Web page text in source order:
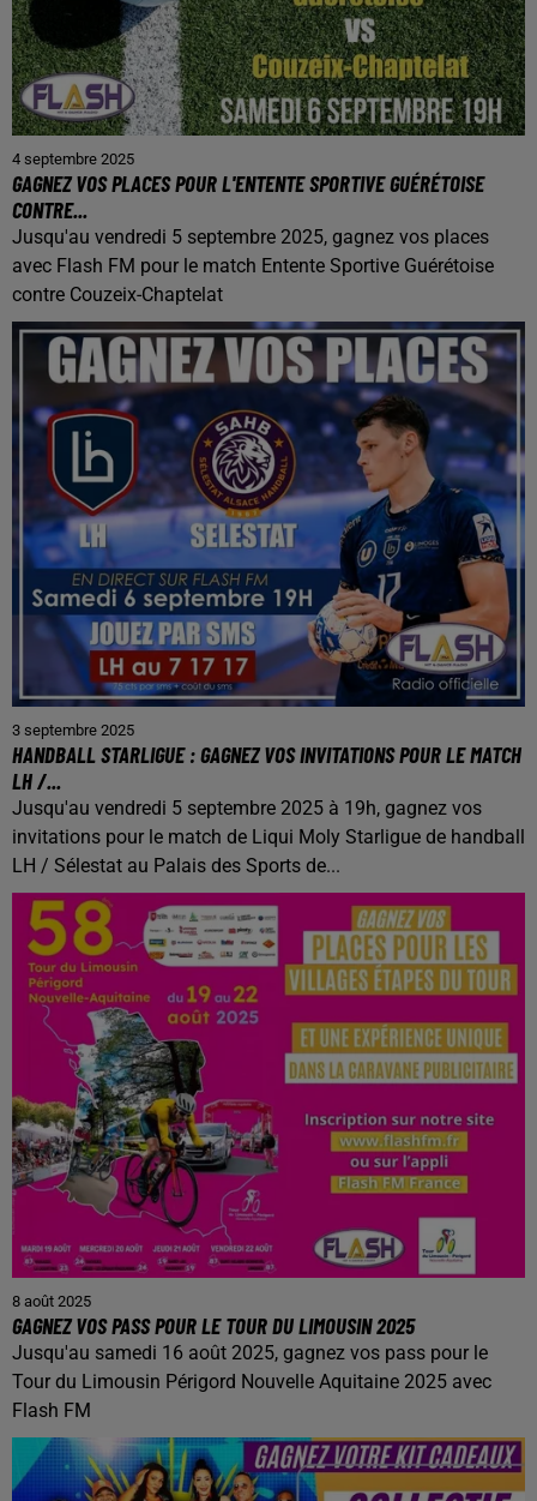
4 septembre 2025
GAGNEZ VOS PLACES POUR L'ENTENTE SPORTIVE GUÉRÉTOISE
CONTRE...
Jusqu'au vendredi 5 septembre 2025, gagnez vos places
avec Flash FM pour le match Entente Sportive Guérétoise
contre Couzeix-Chaptelat
3 septembre 2025
HANDBALL STARLIGUE : GAGNEZ VOS INVITATIONS POUR LE MATCH
LH /...
Jusqu'au vendredi 5 septembre 2025 à 19h, gagnez vos
invitations pour le match de Liqui Moly Starligue de handball
LH / Sélestat au Palais des Sports de...
8 août 2025
GAGNEZ VOS PASS POUR LE TOUR DU LIMOUSIN 2025
Jusqu'au samedi 16 août 2025, gagnez vos pass pour le
Tour du Limousin Périgord Nouvelle Aquitaine 2025 avec
Flash FM